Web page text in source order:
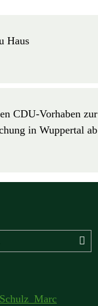
Haus
CDU-Vorhaben zur
in Wuppertal ab